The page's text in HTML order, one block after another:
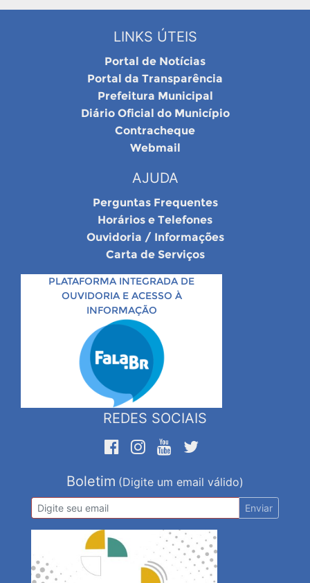
LINKS ÚTEIS
Portal de Notícias
Portal da Transparência
Prefeitura Municipal
Diário Oficial do Município
Contracheque
Webmail
AJUDA
Perguntas Frequentes
Horários e Telefones
Ouvidoria / Informações
Carta de Serviços
PLATAFORMA INTEGRADA DE
OUVIDORIA E ACESSO À
INFORMAÇÃO
REDES SOCIAIS
Boletim (Digite um email válido)
Enviar